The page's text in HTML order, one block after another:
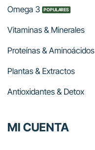
Omega 3
Vitaminas & Minerales
Proteínas & Aminoácidos
Plantas & Extractos
Antioxidantes & Detox
MI CUENTA